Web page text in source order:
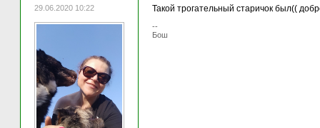
29.06.2020 10:22 Такой трогательный старичок был((
--
Бош